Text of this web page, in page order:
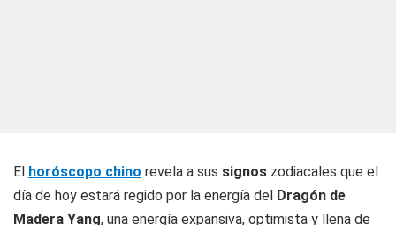
El horóscopo chino revela a sus signos zodiacales que el
día de hoy estará regido por la energía del Dragón de
Madera Yang, una energía expansiva, optimista y llena de